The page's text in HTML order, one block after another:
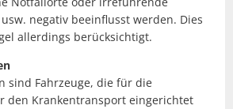
negativ beeinflusst werden. Dies
allerdings berücksichtigt.
sind Fahrzeuge, die für die
den Krankentransport eingerichtet